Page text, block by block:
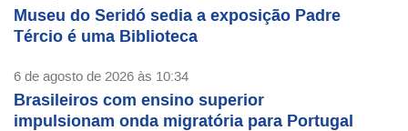
Museu do Seridó sedia a exposição Padre
Tércio é uma Biblioteca
6 de agosto de 2026 às 10:34
Brasileiros com ensino superior
impulsionam onda migratória para Portugal